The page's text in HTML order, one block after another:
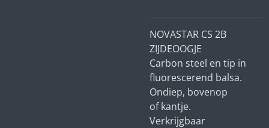
NOVASTAR CS 2B
ZIJDEOOGJE
Carbon steel en tip in
fluorescerend balsa.
Ondiep, bovenop
of kantje.
Verkrijgbaar